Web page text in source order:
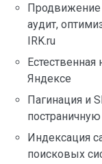
Продвижение
аудит,
IRK.ru
Яндексе
Пагинация и
Индексация
поисковых